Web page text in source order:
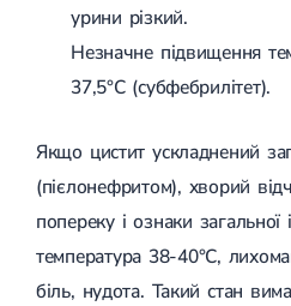
Лікування переломів п'яти
Протез синовіальної рідини
PRP-терапія
Розрив зв'язок ліктьового
Розрив зв'язок колінного
Розрив зв'язок
Травми сухожиль та м'язів
Ендокринологія
урини різкий.
Незначне підвищення
37,5°С (субфебрилітет).
Якщо цистит ускладнений
(пієлонефритом), хворий
попереку і ознаки загальної
температура 38-40°С,
біль, нудота. Такий стан